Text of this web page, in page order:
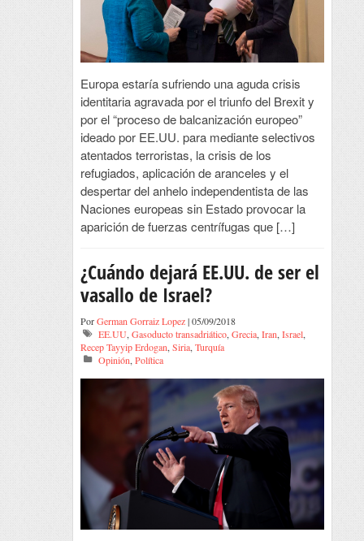
Europa estaría sufriendo una aguda crisis
identitaria agravada por el triunfo del Brexit y
por el “proceso de balcanización europeo”
ideado por EE.UU. para mediante selectivos
atentados terroristas, la crisis de los
refugiados, aplicación de aranceles y el
despertar del anhelo independentista de las
Naciones europeas sin Estado provocar la
aparición de fuerzas centrífugas que […]
¿Cuándo dejará EE.UU. de ser el
vasallo de Israel?
PorGerman Gorraiz Lopez| 05/09/2018
EE.UU,Gasoducto transadriático,Grecia,Iran,Israel,
Recep Tayyip Erdogan,Siria,Turquía
Opinión,Política